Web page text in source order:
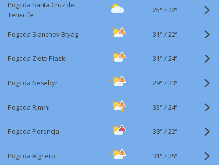
Pogoda Santa Cruz de
Tenerife
25° /22°
Pogoda Slanchev Bryag 31° /22°
Pogoda Złote Piaski 31° /24°
Pogoda Nesebyr 29° /23°
Pogoda Rimini 33° /24°
Pogoda Florencja 38° /22°
Pogoda Alghero 31° /25°